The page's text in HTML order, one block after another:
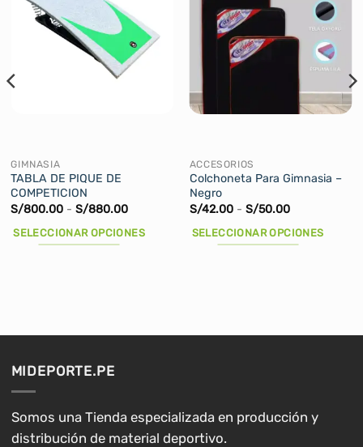
GIMNASIA
TABLA DE PIQUE DE
COMPETICION
S/800.00 - S/880.00Rango
precios:
SELECCIONAR OPCIONES
se
pueden
elegir
en
ACCESORIOS
Colchoneta Para Gimnasia –
Negro
S/42.00 - S/50.00Rango
precios:
desde
SELECCIONAR OPCIONES
elegir
en
MIDEPORTE.PE
Somos una Tienda especializada en producción y
distribución de material deportivo.